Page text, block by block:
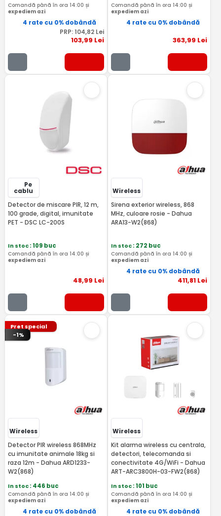
Comandă până în ora 14:00 și
expediem azi
4 rate cu 0% dobândă
PRP: 104,82Lei
103,99 Lei
Comandă până în ora 14:00 și
expediem azi
4 rate cu 0% dobândă
363,99 Lei
Pe
cablu
Detector de miscare PIR, 12 m,
100 grade, digital, imunitate
PET - DSC LC-200S
In stoc: 109 buc
Comandă până în ora 14:00 și
expediem azi
48,99 Lei
Wireless
Sirena exterior wireless, 868
MHz, culoare rosie - Dahua
ARA13-W2(868)
In stoc: 272 buc
Comandă până în ora 14:00 și
expediem azi
4 rate cu 0% dobândă
411,81 Lei
Pret special
-1%
Wireless
Detector PIR wireless 868MHz
cu imunitate animale 18kg si
raza 12m - Dahua ARD1233-
W2(868)
In stoc: 446 buc
Comandă până în ora 14:00 și
expediem azi
4 rate cu 0% dobândă
Wireless
Kit alarma wireless cu centrala,
detectori, telecomanda si
conectivitate 4G/WiFi - Dahua
ART-ARC3800H-03-FW2(868)
In stoc: 101 buc
Comandă până în ora 14:00 și
expediem azi
4 rate cu 0% dobândă